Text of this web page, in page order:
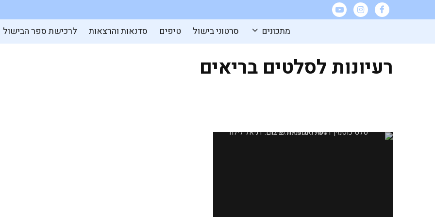
מתכונים סרטוני בישול טיפים סדנאות והרצאות לרכישת ספר הבישול
רעיונות לסלטים בריאים